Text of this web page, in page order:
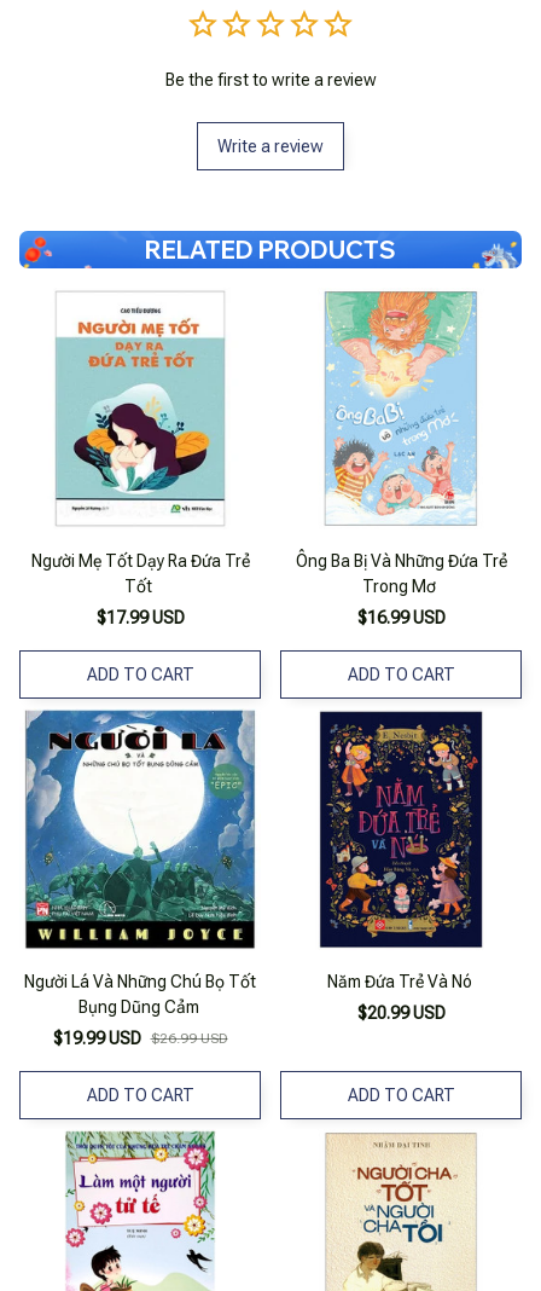
Be the first to write a review
Write a review
RELATED PRODUCTS
Người Mẹ Tốt Dạy Ra Đứa Trẻ
Tốt
$17.99 USD
ADD TO CART
Ông Ba Bị Và Những Đứa Trẻ
Trong Mơ
$16.99 USD
ADD TO CART
Người Lá Và Những Chú Bọ Tốt
Bụng Dũng Cảm
$19.99 USD $26.99 USD
ADD TO CART
Năm Đứa Trẻ Và Nó
$20.99 USD
ADD TO CART